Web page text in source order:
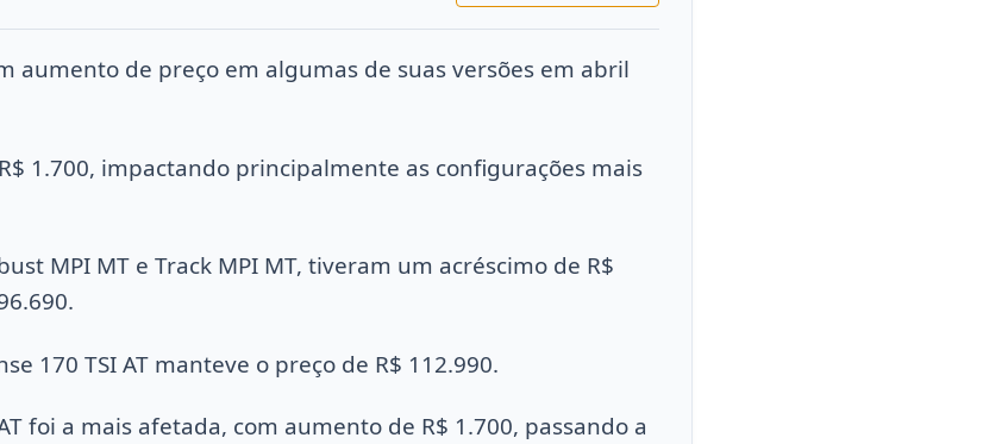
aumento de preço em algumas de suas versões em abril
1.700, impactando principalmente as configurações mais
MPI MT e Track MPI MT, tiveram um acréscimo de R$
170 TSI AT manteve o preço de R$ 112.990.
foi a mais afetada, com aumento de R$ 1.700, passando a